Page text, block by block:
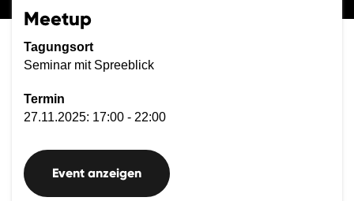
Meetup
Tagungsort
Seminar mit Spreeblick
Termin
27.11.2025: 17:00 - 22:00
Event anzeigen